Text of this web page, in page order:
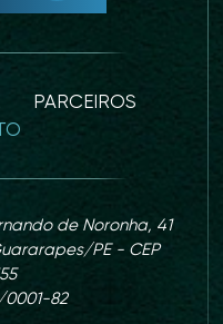
PARCEIROS
de Noronha, 41
PE - CEP
0001-82